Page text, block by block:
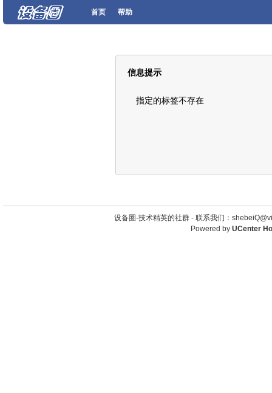
首页 帮助
信息提示
指定的标签不存在
设备圈-技术精英的社群 - 联系我们：
Powered by UCenter